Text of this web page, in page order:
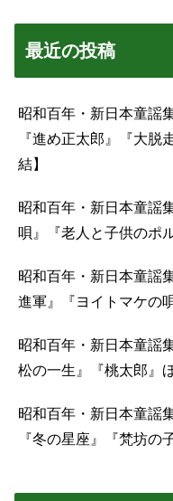
最近の投稿
昭和百年・新日本童謡
『進め正太郎』『大脱
結】
昭和百年・新日本童謡
唄』『老人と子供のポ
昭和百年・新日本童謡
進軍』『ヨイトマケの
昭和百年・新日本童謡
松の一生』『桃太郎』
昭和百年・新日本童謡
『冬の星座』『梵坊の